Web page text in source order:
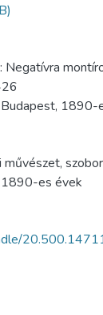
Negatívra
1890-
művészet, szobor
1890-es évek